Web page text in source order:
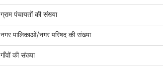
ग्राम पंचायतों की संख्या
नगर पालिकाओं/नगर परिषद की संख्या
गाँवों की संख्या